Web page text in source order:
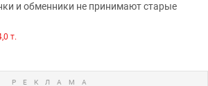
и обменники не принимают старые
т.